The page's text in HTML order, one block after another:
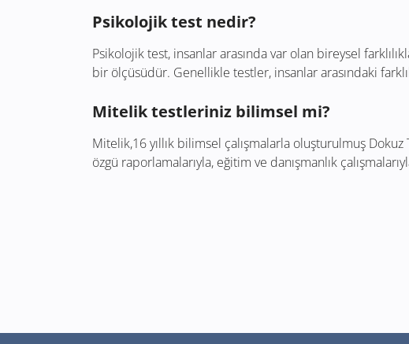
Psikolojik test nedir?
Psikolojik test, insanlar arasında var olan bireysel
bir ölçüsüdür. Genellikle testler, insanlar arasındaki
Mitelik testleriniz bilimsel mi?
Mitelik,16 yıllık bilimsel çalışmalarla oluşturulmuş
özgü raporlamalarıyla, eğitim ve danışmanlık